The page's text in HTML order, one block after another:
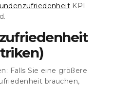
KPI
Falls Sie eine größere
brauchen,